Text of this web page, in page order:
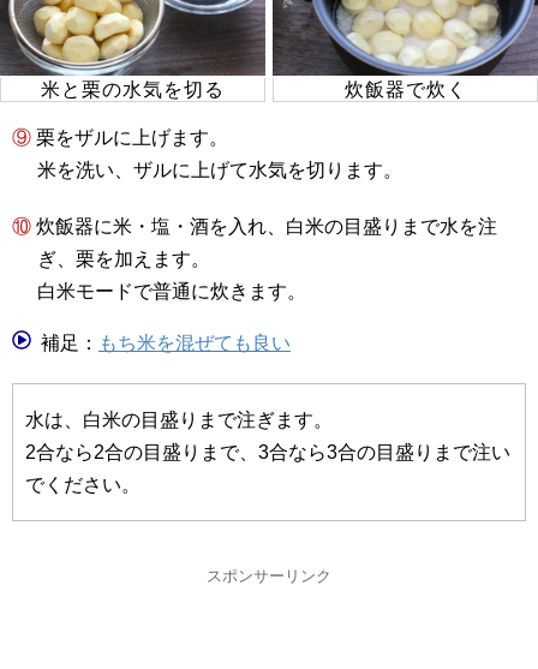
米と栗の水気を切る 炊飯器で炊く
⑨ 栗をザルに上げます。
米を洗い、ザルに上げて水気を切ります。
⑩ 炊飯器に米・塩・酒を入れ、白米の目盛りまで水を注
ぎ、栗を加えます。
白米モードで普通に炊きます。
補足： もち米を混ぜても良い
水は、白米の目盛りまで注ぎます。
2合なら2合の目盛りまで、3合なら3合の目盛りまで注い
でください。
スポンサーリンク